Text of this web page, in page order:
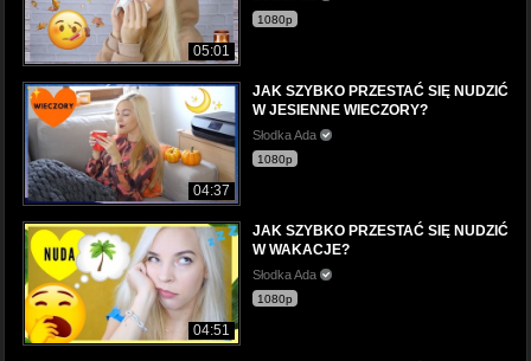
05:01
1080p
04:37
JAK SZYBKO PRZESTAĆ SIĘ NUDZIĆ
W JESIENNE WIECZORY?
Słodka Ada
1080p
04:51
JAK SZYBKO PRZESTAĆ SIĘ NUDZIĆ
W WAKACJE?
Słodka Ada
1080p